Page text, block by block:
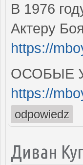
В 1976
Актеру
https://
ОСОБЫЕ
https://
odpowiedz
Диван